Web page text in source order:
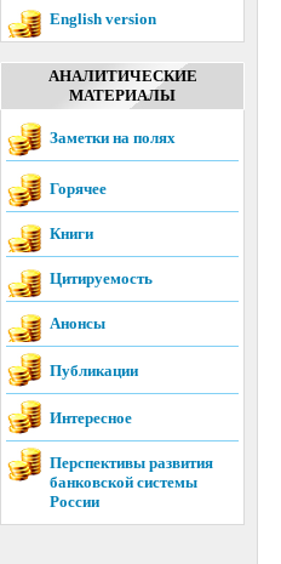
English version
АНАЛИТИЧЕСКИЕ
МАТЕРИАЛЫ
Заметки на полях
Горячее
Книги
Цитируемость
Анонсы
Публикации
Интересное
Перспективы развития
банковской системы
России